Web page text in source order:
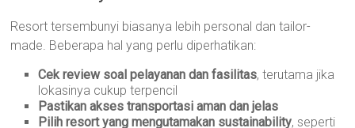
Resort tersembunyi biasanya lebih personal dan tailor-
made. Beberapa hal yang perlu diperhatikan:
Cek review soal pelayanan dan fasilitas, terutama jika
lokasinya cukup terpencil
Pastikan akses transportasi aman dan jelas
Pilih resort yang mengutamakan sustainability, seperti